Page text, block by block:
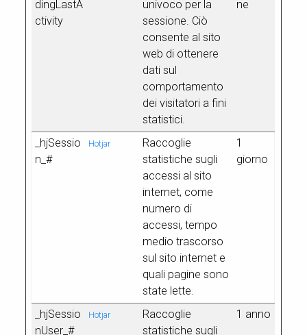
dingLastA
ctivity
univoco per la
sessione. Ciò
consente al sito
web di ottenere
dati sul
comportamento
dei visitatori a fini
statistici.
ne
_hjSessio
n_#
Hotjar
Raccoglie
statistiche sugli
accessi al sito
internet, come
numero di
accessi, tempo
medio trascorso
sul sito internet e
quali pagine sono
state lette.
1
giorno
_hjSessio
nUser_#
Hotjar
Raccoglie
statistiche sugli
1 anno